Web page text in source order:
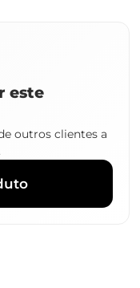
este
outros clientes a